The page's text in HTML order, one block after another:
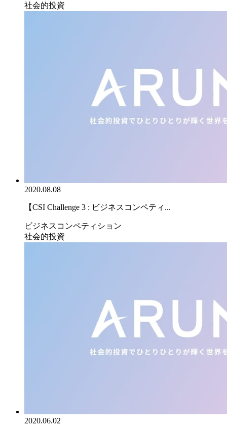
社会的投資
2020.08.08
【CSI Challenge 3 : ビジネスコンペティ...
ビジネスコンペティション
社会的投資
2020.06.02